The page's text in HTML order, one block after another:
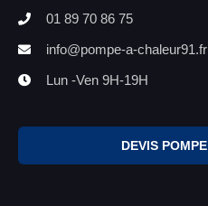
01 89 70 86 75
info@pompe-a-chaleur91.fr
Lun -Ven 9H-19H
DEVIS